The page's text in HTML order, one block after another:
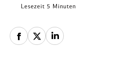
Lesezeit 5 Minuten